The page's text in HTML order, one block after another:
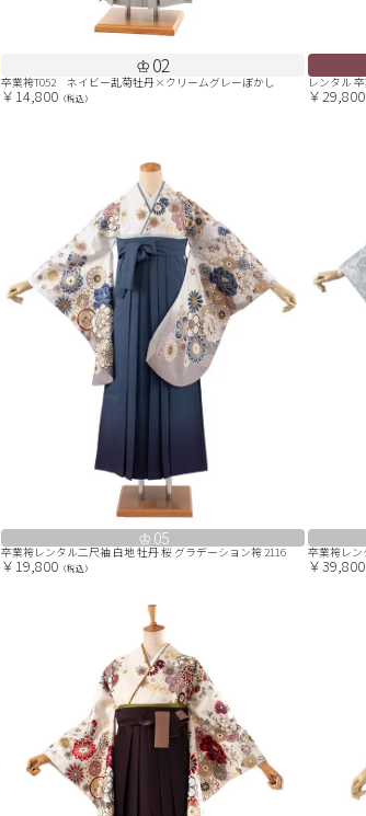
02
卒業袴T052 ネイビー乱菊牡丹×クリームグレーぼかし
￥14,800 （税込） ￥29,800
05
卒業袴レンタル二尺袖 白地 牡丹 桜 グラデーション袴 2116
￥19,800 （税込）
卒業袴レン
￥39,800